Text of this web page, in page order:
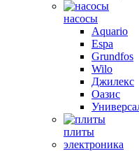
насосы
Aquario
Espa
Grundfos
Wilo
Джилекс
Оазис
плиты
электроника